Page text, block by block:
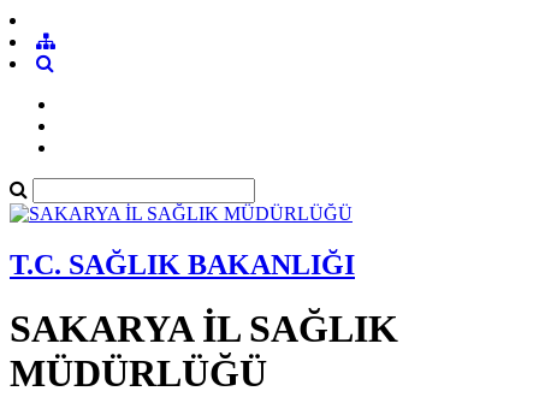
T.C. SAĞLIK BAKANLIĞI
SAKARYA İL SAĞLIK
MÜDÜRLÜĞÜ